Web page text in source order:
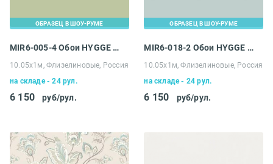
ОБРАЗЕЦ В ШОУ-РУМЕ
MIR6-005-4 Обои HYGGE Roll Made in Russia
10.05х1м, Флизелиновые, Россия
на складе - 24 рул.
6 150 руб/рул.
ОБРАЗЕЦ В ШОУ-РУМЕ
MIR6-018-2 Обои HYGGE Roll Made in Russia
10.05х1м, Флизелиновые, Россия
на складе - 24 рул.
6 150 руб/рул.